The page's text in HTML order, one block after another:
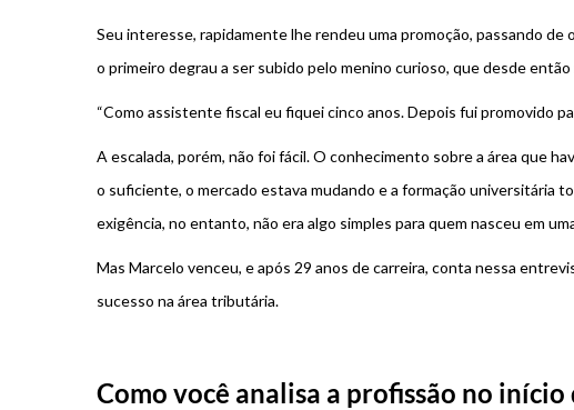
Seu interesse, rapidamente lhe rendeu uma promoção, passando
o primeiro degrau a ser subido pelo menino curioso, que desde então
“Como assistente fiscal eu fiquei cinco anos. Depois fui promovido
A escalada, porém, não foi fácil. O conhecimento sobre a área que
o suficiente, o mercado estava mudando e a formação universitária
exigência, no entanto, não era algo simples para quem nasceu em
Mas Marcelo venceu, e após 29 anos de carreira, conta nessa
sucesso na área tributária.
Como você analisa a profissão no início